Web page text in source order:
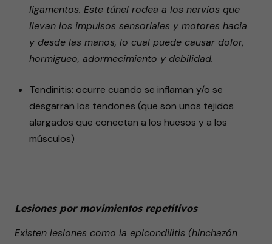
ligamentos. Este túnel rodea a los nervios que
llevan los impulsos sensoriales y motores hacia
y desde las manos, lo cual puede causar dolor,
hormigueo, adormecimiento y debilidad.
Tendinitis: ocurre cuando se inflaman y/o se
desgarran los tendones (que son unos tejidos
alargados que conectan a los huesos y a los
músculos)
Lesiones por movimientos repetitivos
Existen lesiones como la epicondilitis (hinchazón